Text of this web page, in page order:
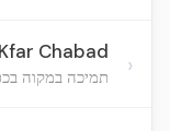
Chabad
תמיכה במקוה ›